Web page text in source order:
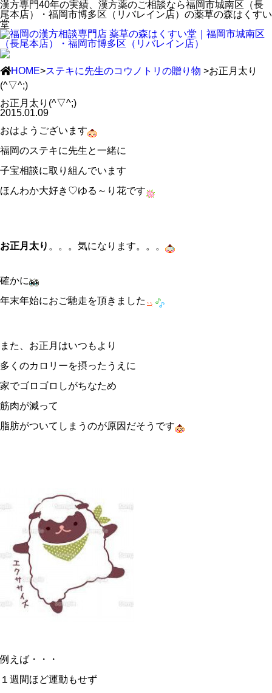
漢方専門40年の実績、漢方薬のご相談なら福岡市城南区（長
尾本店）・福岡市博多区（リバレイン店）の薬草の森はくすい
堂
HOME>ステキに先生のコウノトリの贈り物 >お正月太り
(^▽^;)
お正月太り(^▽^;)
2015.01.09
おはようございます
福岡のステキに先生と一緒に
子宝相談に取り組んでいます
ほんわか大好き♡ゆる～り花です
お正月太り 。。。気になります。。。
確かに
年末年始におご馳走を頂きました
また、お正月はいつもより
多くのカロリーを摂ったうえに
家でゴロゴロしがちなため
筋肉が減って
脂肪がついてしまうのが原因だそうです
例えば・・・
１週間ほど運動もせず